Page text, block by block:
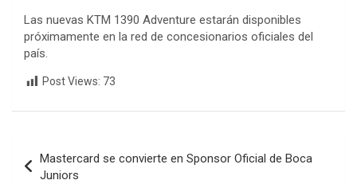
Las nuevas KTM 1390 Adventure estarán disponibles
próximamente en la red de concesionarios oficiales del
país.
Post Views: 73
de
Mastercard se convierte en Sponsor Oficial de Boca
Juniors